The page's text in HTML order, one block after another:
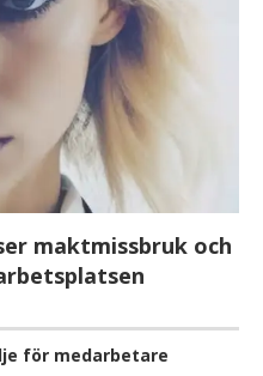
maktmissbruk och
för medarbetare